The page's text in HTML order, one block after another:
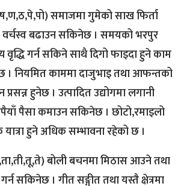
समाजमा गुमेको साख फिर्ता
बढाउन सकिनेछ । समयको भरपुर
वृद्धि गर्न सकिने साथै दिगो फाइदा हुने काम
। नियमित काममा दाजुभाइ तथा आफन्तको
हुनेछ । उत्पादित उद्योगमा लगानी
पैसा कमाउन सकिनेछ । छोटो,रमाइलो
हुने अधिक सम्भावना रहेको छ ।
बोली बचनमा मिठास आउने तथा
सकिनेछ । गीत सङ्गीत तथा यस्तै क्षेत्रमा